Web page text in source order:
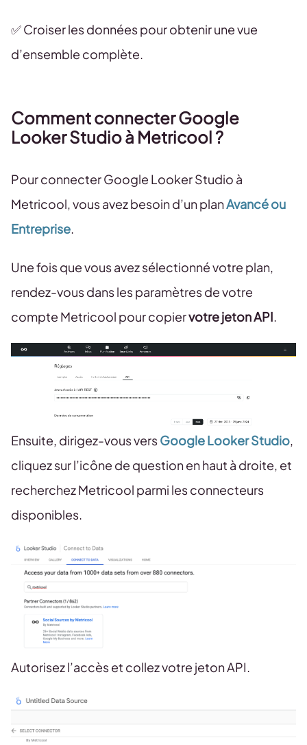
✅ Croiser les données pour obtenir une vue
d’ensemble complète.
Comment connecter Google
Looker Studio à Metricool ?
Pour connecter Google Looker Studio à
Metricool, vous avez besoin d’un planAvancé ou
Entreprise.
Une fois que vous avez sélectionné votre plan,
rendez-vous dans les paramètres de votre
compte Metricool pour copiervotre jeton API.
Ensuite, dirigez-vous versGoogle Looker Studio,
cliquez sur l’icône de question en haut à droite, et
recherchez Metricool parmi les connecteurs
disponibles.
Autorisez l’accès et collez votre jeton API.